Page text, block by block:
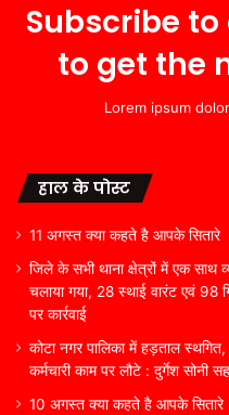
Subscribe
to get the
Lorem ipsum
हाल के पोस्ट
11 अगस्त क्या कहते है आपके सितारे
जिले के सभी थाना क्षेत्रों में एक साथ
चलाया गया, 28 स्थाई वारंट एवं 98
पर कार्रवाई
कोटा नगर पालिका में हड़ताल
कर्मचारी काम पर लौटे : दुर्गेश सोनी
10 अगस्त क्या कहते है आपके सितारे